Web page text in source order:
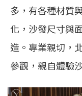
多，有各種材質
化，沙發尺寸與
造。專業親切，
參觀，親自體驗